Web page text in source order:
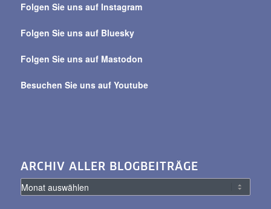
alle
Folgen Sie uns auf Instagram
Folgen Sie uns auf Bluesky
Folgen Sie uns auf Mastodon
Besuchen Sie uns auf Youtube
ARCHIV ALLER BLOGBEITRÄGE